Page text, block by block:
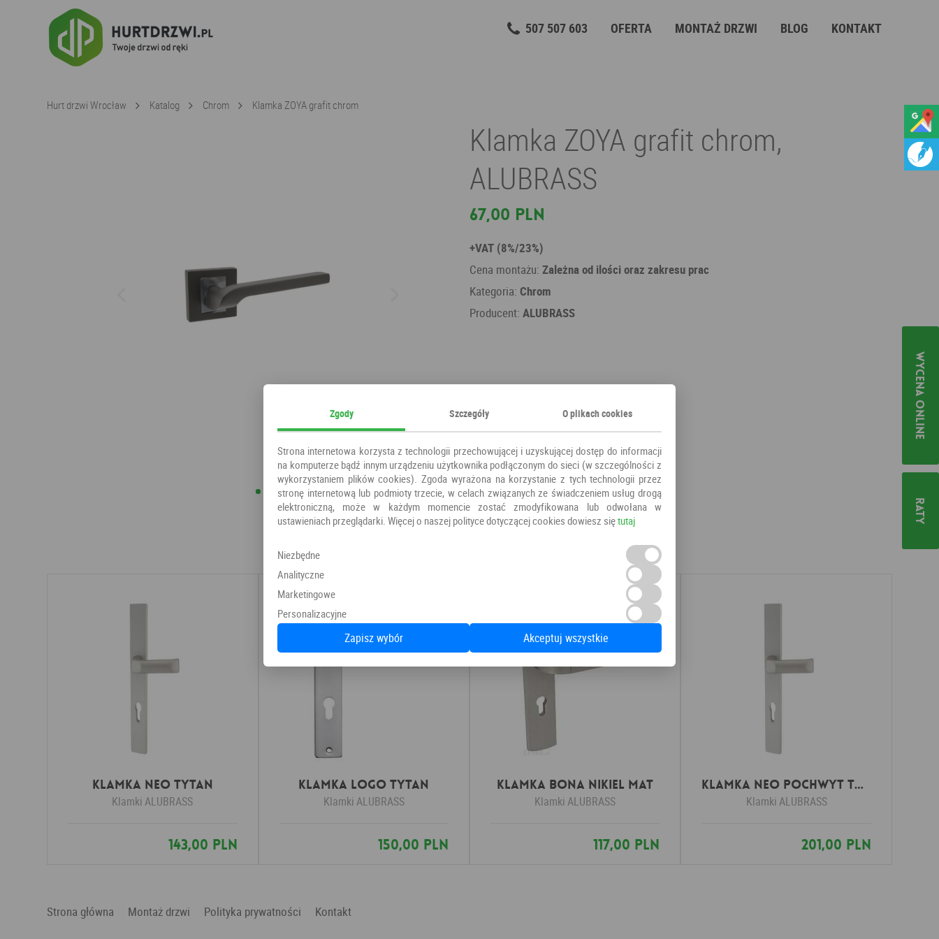
507 507 603 OFERTA MONTAŻ DRZWI BLOG KONTAKT
Hurt drzwi Wrocław Katalog Chrom Klamka ZOYA grafit chrom
Klamka ZOYA grafit chrom,
ALUBRASS
67,00 PLN
+VAT (8%/23%)
Cena montażu: Zależna od ilości oraz zakresu prac
Kategoria: Chrom
Producent: ALUBRASS
Klamka NEO tytan
KlamkiALUBRASS
143,00 PLN
Klamka LOGO tytan
KlamkiALUBRASS
150,00 PLN
Klamka BONA nikiel mat
KlamkiALUBRASS
117,00 PLN
Klamka NEO POCHWYT tytan
KlamkiALUBRASS
201,00 PLN
Strona główna Montaż drzwi Polityka prywatności Kontakt
Zgody Szczegóły O plikach cookies
Strona internetowa korzysta z technologii przechowującej i uzyskującej dostęp do informacji
na komputerze bądź innym urządzeniu użytkownika podłączonym do sieci (w szczególności z
wykorzystaniem plików cookies). Zgoda wyrażona na korzystanie z tych technologii przez
stronę internetową lub podmioty trzecie, w celach związanych ze świadczeniem usług drogą
elektroniczną, może w każdym momencie zostać zmodyfikowana lub odwołana w
ustawieniach przeglądarki. Więcej o naszej polityce dotyczącej cookies dowiesz siętutaj
Niezbędne
Analityczne
Marketingowe
Personalizacyjne
Zapisz wybór Akceptuj wszystkie
Wycena online
Raty